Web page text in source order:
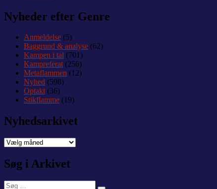
Nyheder efter Genre
Anmeldelse (5)
Baggrund & analyse (62)
Kampen i tal (701)
Kampreferat(256)
Metaflammen (12)
Nyhed (598)
Optakt(36)
Stikflamme (19)
Nyhedsarkivet
Nyhedsarkivet
Søg i Arkivet
Søg